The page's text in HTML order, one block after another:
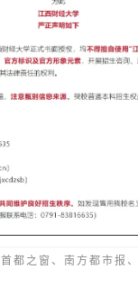
首都之窗、南方都市报